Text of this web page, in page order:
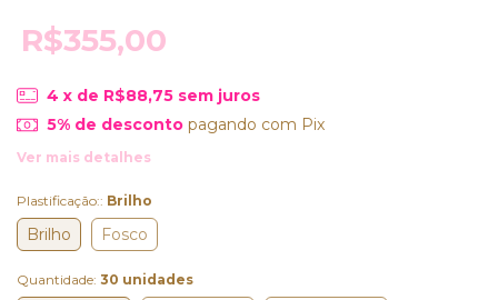
R$355,00
4 x de R$88,75 sem juros
5% de descontopagando com Pix
Ver mais detalhes
Plastificação:: Brilho
Brilho Fosco
Quantidade: 30 unidades